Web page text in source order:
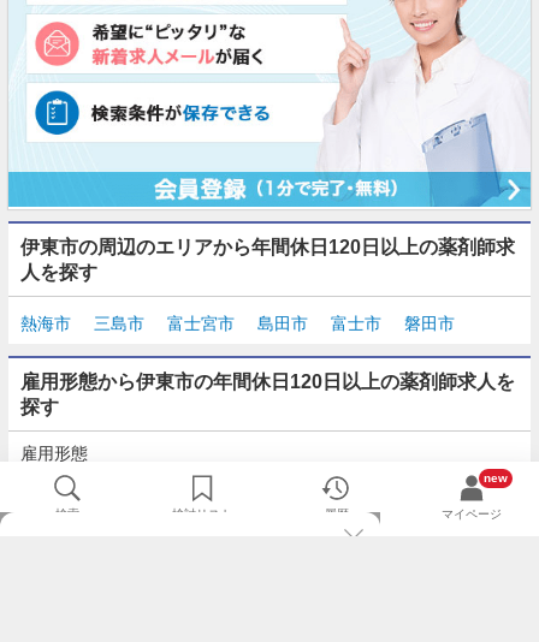
伊東市の周辺のエリアから年間休日120日以上の薬剤師求
人を探す
熱海市 三島市 富士宮市 島田市 富士市 磐田市
雇用形態から伊東市の年間休日120日以上の薬剤師求人を
探す
雇用形態
正社員
派遣 パート・アルバイト
検索 検討リスト 履歴
new
マイページ